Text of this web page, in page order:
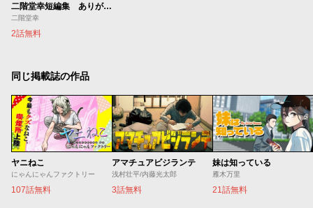
二階堂幸短編集 ありがとうって言って
二階堂幸
2話無料
同じ掲載誌の作品
ヤニねこ
にゃんにゃんファクトリー
107話無料
アマチュアビジランテ
浅村壮平/内藤光太郎
3話無料
妹は知っている
雁木万里
21話無料